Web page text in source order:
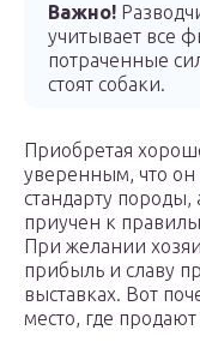
Важно!
учитывает все
потраченные
стоят собаки.
Приобретая
уверенным, что он
стандарту
приучен к
При желании
прибыль и славу
выставках. Вот
место, где продают